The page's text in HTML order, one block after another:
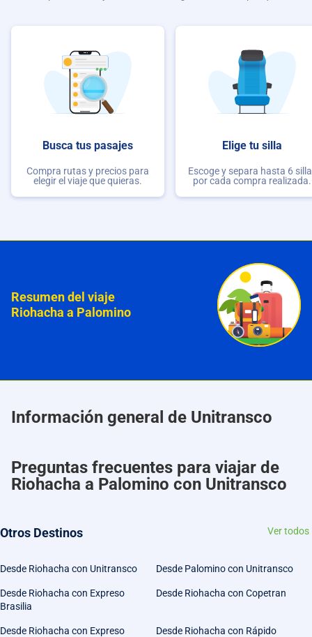
Busca tus pasajes
Compra rutas y precios para
elegir el viaje que quieras.
Elige tu silla
Escoge y separa hasta 6
por cada compra realizada.
Resumen del viaje
Riohacha a Palomino
Información general de Unitransco
Preguntas frecuentes para viajar de
Riohacha a Palomino con Unitransco
Otros Destinos Ver todos
Desde Riohacha con Unitransco Desde Palomino con Unitransco
Desde Riohacha con Expreso
Brasilia
Desde Riohacha con Copetran
Desde Riohacha con Expreso
Desde Riohacha con Rápido